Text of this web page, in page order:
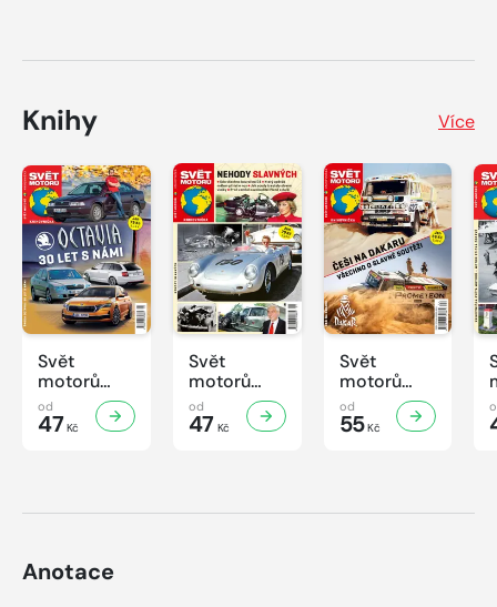
Knihy Více
Svět
motorů
Knihovnička
2/2026
od
47 Kč
Svět
motorů
Knihovnička
1/2026
od
47 Kč
Svět
motorů
Knihovnička
4/2025
od
55Kč
Anotace